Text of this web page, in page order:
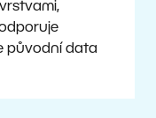
původní data